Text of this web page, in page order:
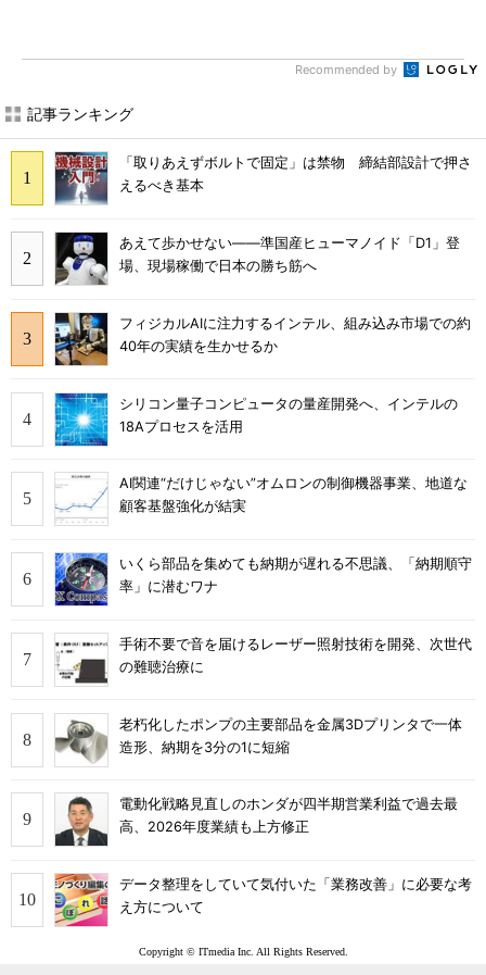
Recommended by
記事ランキング
「取りあえずボルトで固定」は禁物 締結部設計で押さ
えるべき基本
あえて歩かせない――準国産ヒューマノイド「D1」登
場、現場稼働で日本の勝ち筋へ
フィジカルAIに注力するインテル、組み込み市場での約
40年の実績を生かせるか
シリコン量子コンピュータの量産開発へ、インテルの
18Aプロセスを活用
AI関連“だけじゃない”オムロンの制御機器事業、地道な
顧客基盤強化が結実
いくら部品を集めても納期が遅れる不思議、「納期順守
率」に潜むワナ
手術不要で音を届けるレーザー照射技術を開発、次世代
の難聴治療に
老朽化したポンプの主要部品を金属3Dプリンタで一体
造形、納期を3分の1に短縮
電動化戦略見直しのホンダが四半期営業利益で過去最
高、2026年度業績も上方修正
データ整理をしていて気付いた「業務改善」に必要な考
え方について
Copyright © ITmedia Inc. All Rights Reserved.